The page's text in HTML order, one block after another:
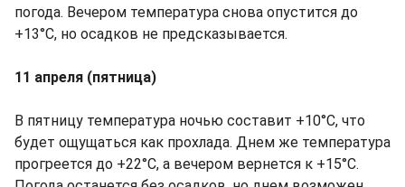
погода. Вечером температура снова опустится до
+13°С, но осадков не предсказывается.
11 апреля (пятница)
В пятницу температура ночью составит +10°С, что
будет ощущаться как прохлада. Днем же температура
прогреется до +22°С, а вечером вернется к +15°С.